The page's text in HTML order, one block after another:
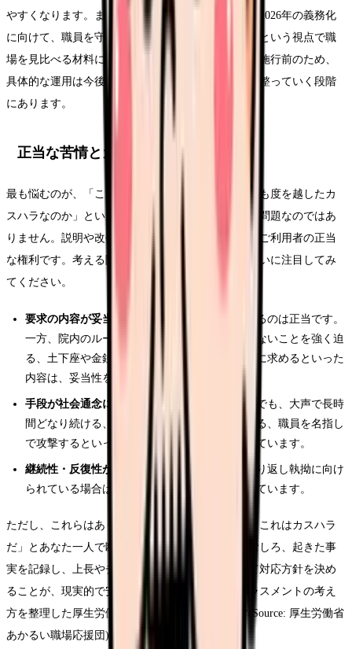
やすくなります。また、転職を検討する際にも、「2026年の義務化
に向けて、職員を守る体制をどう整えていますか」という視点で職
場を見比べる材料になります。なお、執筆時点では施行前のため、
具体的な運用は今後の指針や各職場の対応によって整っていく段階
にあります。
正当な苦情とカスハラの違い
最も悩むのが、「これは正当な苦情なのか、それとも度を越したカ
スハラなのか」という線引きです。すべての訴えが問題なのではあ
りません。説明や改善を求めることは、患者さん・ご利用者の正当
な権利です。考える際の目安として、次のような違いに注目してみ
てください。
要求の内容が妥当か
：ケアや説明の改善を求めるのは正当です。
一方、院内のルールや医療上の理由で応じられないことを強く迫
る、土下座や金銭を要求する、特別扱いを執拗に求めるといった
内容は、妥当性を欠きます。
手段が社会通念に照らして相当か
：内容が正当でも、大声で長時
間どなり続ける、暴力をふるう、人格を否定する、職員を名指し
で攻撃するといった手段は、相当な範囲を超えています。
継続性・反復性があるか
：特定の看護師に、繰り返し執拗に向け
られている場合は、個人で対応する段階を超えています。
ただし、これらはあくまで考える際の目安です。「これはカスハラ
だ」とあなた一人で断定する必要はありません。むしろ、起きた事
実を記録し、上長やチームと共有して、組織として対応方針を決め
ることが、現実的で安全な進め方です。なお、ハラスメントの考え
方を整理した厚生労働省の資料も参考になります(Source: 厚生労働省
あかるい職場応援団)。